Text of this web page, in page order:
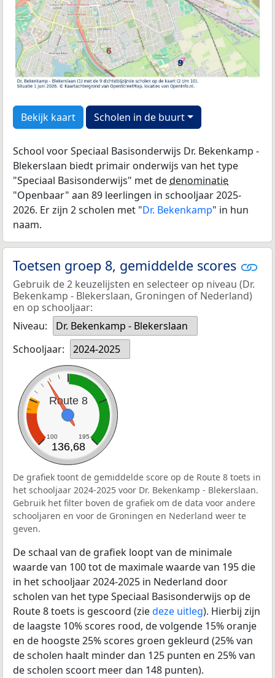
Bekijk kaart Scholen in de buurt
School voor Speciaal Basisonderwijs Dr. Bekenkamp -
Blekerslaan biedt primair onderwijs van het type
"Speciaal Basisonderwijs" met dedenominatie
"Openbaar" aan 89 leerlingen in schooljaar 2025-
2026. Er zijn 2 scholen met "Dr. Bekenkamp" in hun
naam.
Toetsen groep 8, gemiddelde scores
Gebruik de 2 keuzelijsten en selecteer op niveau (Dr.
Bekenkamp - Blekerslaan, Groningen of Nederland)
en op schooljaar:
Niveau:
Dr. Bekenkamp - Blekerslaan
Schooljaar:
2024-2025
Route 8
100 195
136,68
De grafiek toont de gemiddelde score op de Route 8 toets in
het schooljaar 2024-2025 voor Dr. Bekenkamp - Blekerslaan.
Gebruik het filter boven de grafiek om de data voor andere
schooljaren en voor de Groningen en Nederland weer te
geven.
De schaal van de grafiek loopt van de minimale
waarde van 100 tot de maximale waarde van 195 die
in het schooljaar 2024-2025 in Nederland door
scholen van het type Speciaal Basisonderwijs op de
Route 8 toets is gescoord (ziedeze uitleg). Hierbij zijn
de laagste 10% scores rood, de volgende 15% oranje
en de hoogste 25% scores groen gekleurd (25% van
de scholen haalt minder dan 125 punten en 25% van
de scholen scoort meer dan 148 punten).